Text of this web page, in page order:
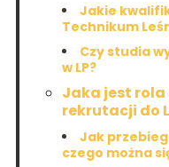
Jakie
Technikum
Czy studia
w LP?
Jaka jest rola
rekrutacji do
Jak
czego można